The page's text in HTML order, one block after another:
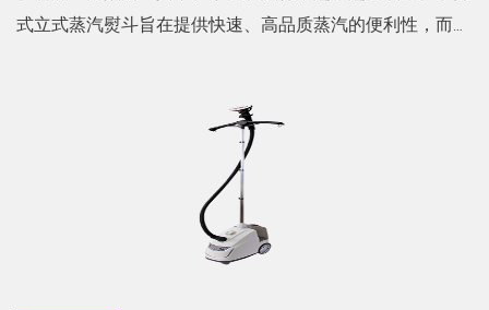
式立式蒸汽熨斗旨在提供快速、高品质蒸汽的便利性，而无